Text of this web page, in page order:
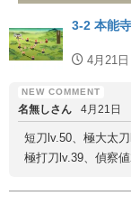
3-2 本能
4月21日
名無しさん 4月21日
短刀lv.50、極大太
極打刀lv.39、偵察